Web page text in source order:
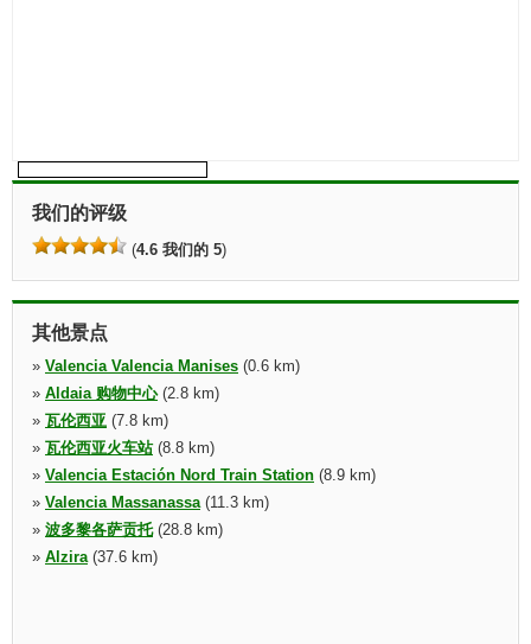
我们的评级
(4.6 我们的 5)
其他景点
» Valencia Valencia Manises (0.6 km)
» Aldaia 购物中心(2.8 km)
» 瓦伦西亚 (7.8 km)
» 瓦伦西亚火车站(8.8 km)
» Valencia Estación Nord Train Station (8.9 km)
» Valencia Massanassa(11.3 km)
» 波多黎各萨贡托(28.8 km)
» Alzira(37.6 km)